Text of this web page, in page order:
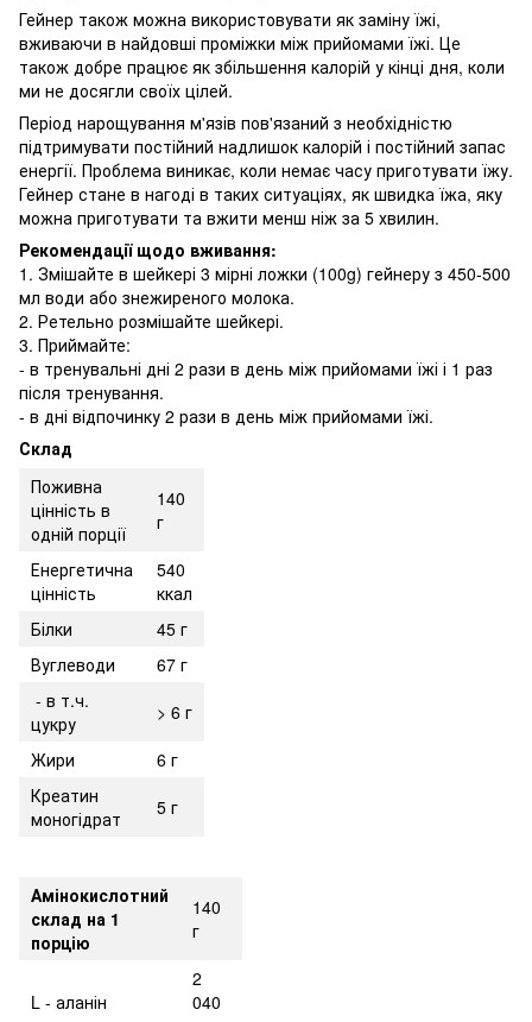
Гейнер також можна використовувати як заміну їжі,
вживаючи в найдовші проміжки між прийомами їжі. Це
також добре працює як збільшення калорій у кінці дня, коли
ми не досягли своїх цілей.
Період нарощування м'язів пов'язаний з необхідністю
підтримувати постійний надлишок калорій і постійний запас
енергії. Проблема виникає, коли немає часу приготувати їжу.
Гейнер стане в нагоді в таких ситуаціях, як швидка їжа, яку
можна приготувати та вжити менш ніж за 5 хвилин.
Рекомендації щодо вживання:
1. Змішайте в шейкері 3 мірні ложки (100g) гейнеру з 450-500
мл води або знежиреного молока.
2. Ретельно розмішайте шейкері.
3. Приймайте:
- в тренувальні дні 2 рази в день між прийомами їжі і 1 раз
після тренування.
- в дні відпочинку 2 рази в день між прийомами їжі.
Склад
Поживна
цінність в
одній порції
140
г
Енергетична
цінність
540
ккал
Білки
45 г
Вуглеводи
67 г
- в т.ч.
цукру
> 6 г
Жири
6 г
Креатин
моногідрат
5 г
Амінокислотний
склад на 1
порцію
140
г
L - аланін
2
040